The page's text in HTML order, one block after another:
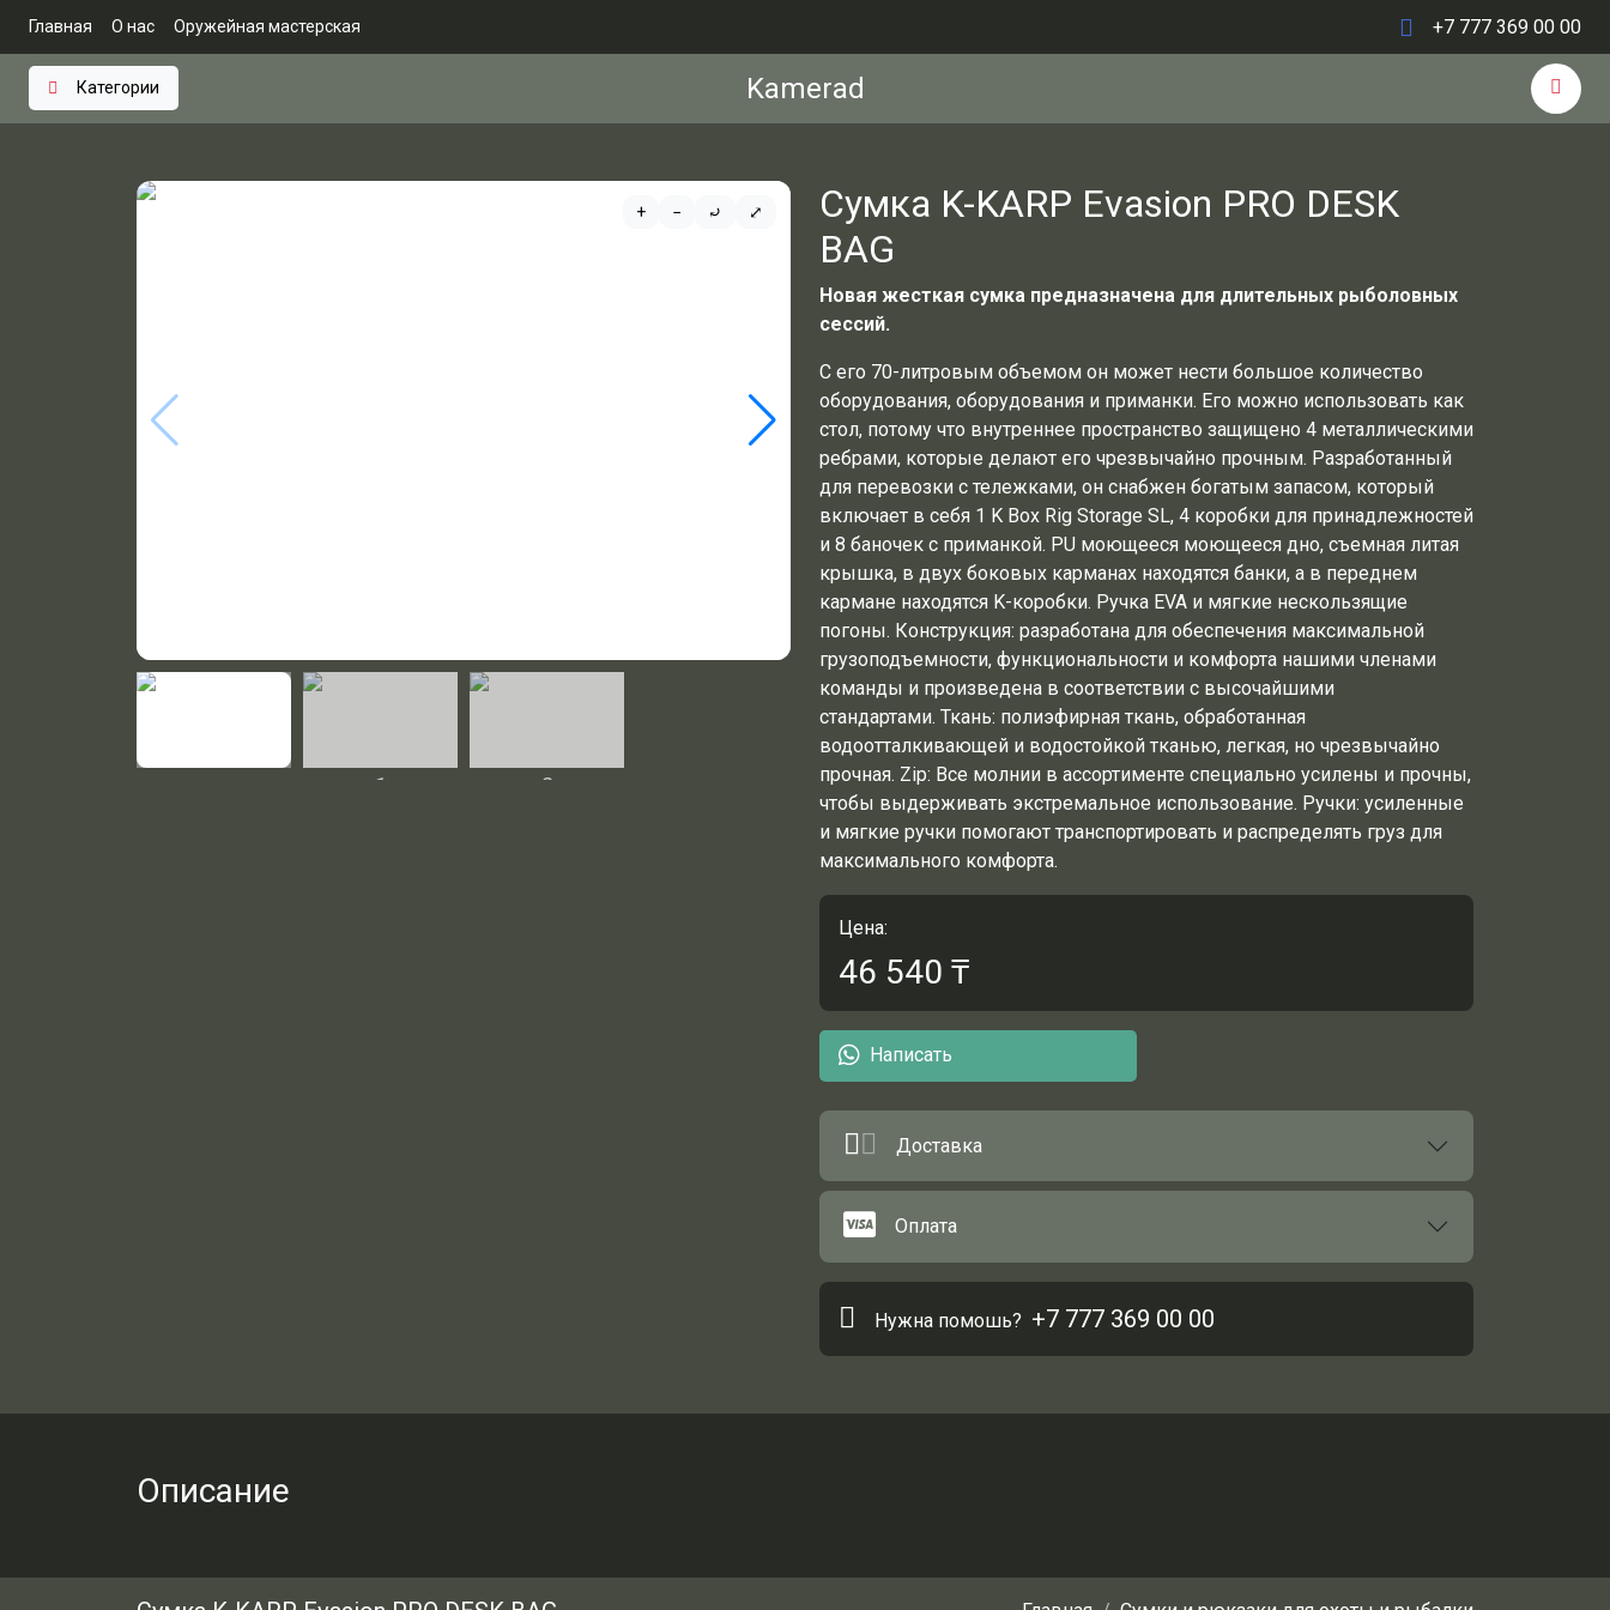
Главная О нас Оружейная мастерская +7 777 369 00 00
Категории Kamerad
+ − ⤾ ⤢
Сумка K-KARP Evasion PRO DESK
BAG
Новая жесткая сумка предназначена для длительных рыболовных
сессий.
С его 70-литровым объемом он может нести большое количество
оборудования, оборудования и приманки. Его можно использовать как
стол, потому что внутреннее пространство защищено 4 металлическими
ребрами, которые делают его чрезвычайно прочным. Разработанный
для перевозки с тележками, он снабжен богатым запасом, который
включает в себя 1 K Box Rig Storage SL, 4 коробки для принадлежностей
и 8 баночек с приманкой. PU моющееся моющееся дно, съемная литая
крышка, в двух боковых карманах находятся банки, а в переднем
кармане находятся K-коробки. Ручка EVA и мягкие нескользящие
погоны. Конструкция: разработана для обеспечения максимальной
грузоподъемности, функциональности и комфорта нашими членами
команды и произведена в соответствии с высочайшими
стандартами. Ткань: полиэфирная ткань, обработанная
водоотталкивающей и водостойкой тканью, легкая, но чрезвычайно
прочная. Zip: Все молнии в ассортименте специально усилены и прочны,
чтобы выдерживать экстремальное использование. Ручки: усиленные
и мягкие ручки помогают транспортировать и распределять груз для
максимального комфорта.
Цена:
46 540 ₸
Написать
Доставка
Оплата
Нужна помошь? +7 777 369 00 00
Описание